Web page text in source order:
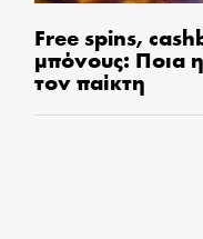
Free spins,
μπόνους: Ποια
τον παίκτη